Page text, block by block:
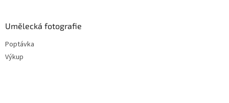
Umělecká fotografie
Poptávka
Výkup